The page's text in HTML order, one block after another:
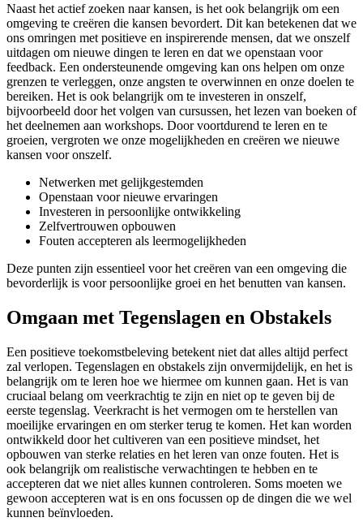
Naast het actief zoeken naar kansen, is het ook belangrijk om een
omgeving te creëren die kansen bevordert. Dit kan betekenen dat we
ons omringen met positieve en inspirerende mensen, dat we onszelf
uitdagen om nieuwe dingen te leren en dat we openstaan voor
feedback. Een ondersteunende omgeving kan ons helpen om onze
grenzen te verleggen, onze angsten te overwinnen en onze doelen te
bereiken. Het is ook belangrijk om te investeren in onszelf,
bijvoorbeeld door het volgen van cursussen, het lezen van boeken of
het deelnemen aan workshops. Door voortdurend te leren en te
groeien, vergroten we onze mogelijkheden en creëren we nieuwe
kansen voor onszelf.
Netwerken met gelijkgestemden
Openstaan voor nieuwe ervaringen
Investeren in persoonlijke ontwikkeling
Zelfvertrouwen opbouwen
Fouten accepteren als leermogelijkheden
Deze punten zijn essentieel voor het creëren van een omgeving die
bevorderlijk is voor persoonlijke groei en het benutten van kansen.
Omgaan met Tegenslagen en Obstakels
Een positieve toekomstbeleving betekent niet dat alles altijd perfect
zal verlopen. Tegenslagen en obstakels zijn onvermijdelijk, en het is
belangrijk om te leren hoe we hiermee om kunnen gaan. Het is van
cruciaal belang om veerkrachtig te zijn en niet op te geven bij de
eerste tegenslag. Veerkracht is het vermogen om te herstellen van
moeilijke ervaringen en om sterker terug te komen. Het kan worden
ontwikkeld door het cultiveren van een positieve mindset, het
opbouwen van sterke relaties en het leren van onze fouten. Het is
ook belangrijk om realistische verwachtingen te hebben en te
accepteren dat we niet alles kunnen controleren. Soms moeten we
gewoon accepteren wat is en ons focussen op de dingen die we wel
kunnen beïnvloeden.